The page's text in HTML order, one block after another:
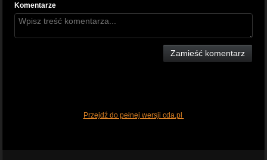
Komentarze
Zamieść komentarz
Przejdź do pełnej wersji cda.pl